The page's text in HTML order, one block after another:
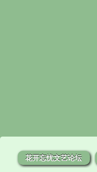
花开忘忧文艺论坛